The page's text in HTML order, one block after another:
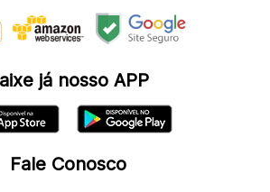
já nosso APP
Fale Conosco